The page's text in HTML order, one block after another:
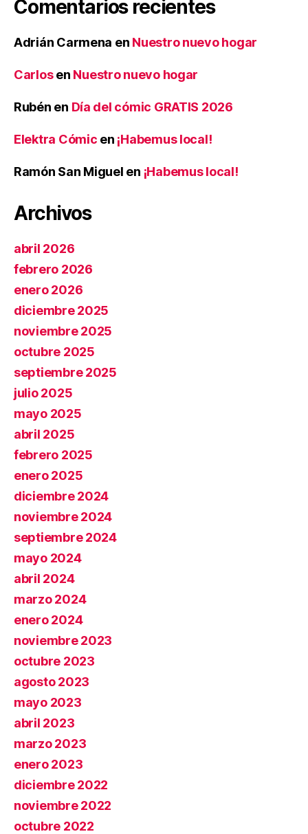
Comentarios recientes
Adrián Carmena en Nuestro nuevo hogar
Carlosen Nuestro nuevo hogar
Rubén en Día del cómic GRATIS 2026
Elektra Cómic en ¡Habemus local!
Ramón San Miguel en ¡Habemus local!
Archivos
abril 2026
febrero 2026
enero 2026
diciembre 2025
noviembre 2025
octubre 2025
septiembre 2025
julio 2025
mayo 2025
abril 2025
febrero 2025
enero 2025
diciembre 2024
noviembre 2024
septiembre 2024
mayo 2024
abril 2024
marzo 2024
enero 2024
noviembre 2023
octubre 2023
agosto 2023
mayo 2023
abril 2023
marzo 2023
enero 2023
diciembre 2022
noviembre 2022
octubre 2022